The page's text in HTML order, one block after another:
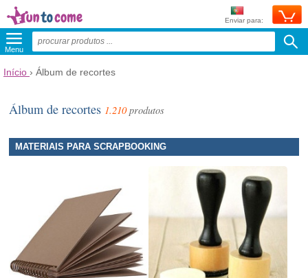
Enviar para:
Menu
Início › Álbum de recortes
Álbum de recortes 1.210produtos
MATERIAIS PARA SCRAPBOOKING